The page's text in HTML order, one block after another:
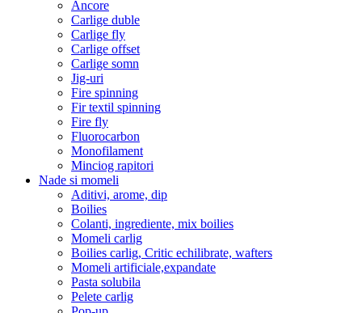
Ancore
Carlige duble
Carlige fly
Carlige offset
Carlige somn
Jig-uri
Fire spinning
Fir textil spinning
Fire fly
Fluorocarbon
Monofilament
Minciog rapitori
Nade si momeli
Aditivi, arome, dip
Boilies
Colanti, ingrediente, mix boilies
Momeli carlig
Boilies carlig, Critic echilibrate, wafters
Momeli artificiale,expandate
Pasta solubila
Pelete carlig